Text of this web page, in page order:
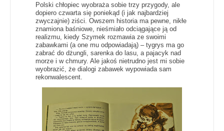
Polski chłopiec wyobraża sobie trzy przygody, ale
dopiero czwarta się poniekąd (i jak najbardziej
zwyczajnie) ziści. Owszem historia ma pewne, nikłe
znamiona baśniowe, nieśmiało odciągające ją od
realizmu, kiedy Szymek rozmawia ze swoimi
zabawkami (a one mu odpowiadają) – tygrys ma go
zabrać do dżungli, sarenka do lasu, a pajacyk nad
morze i w chmury. Ale jakoś nietrudno jest mi sobie
wyobrazić, że dialogi zabawek wypowiada sam
rekonwalescent.